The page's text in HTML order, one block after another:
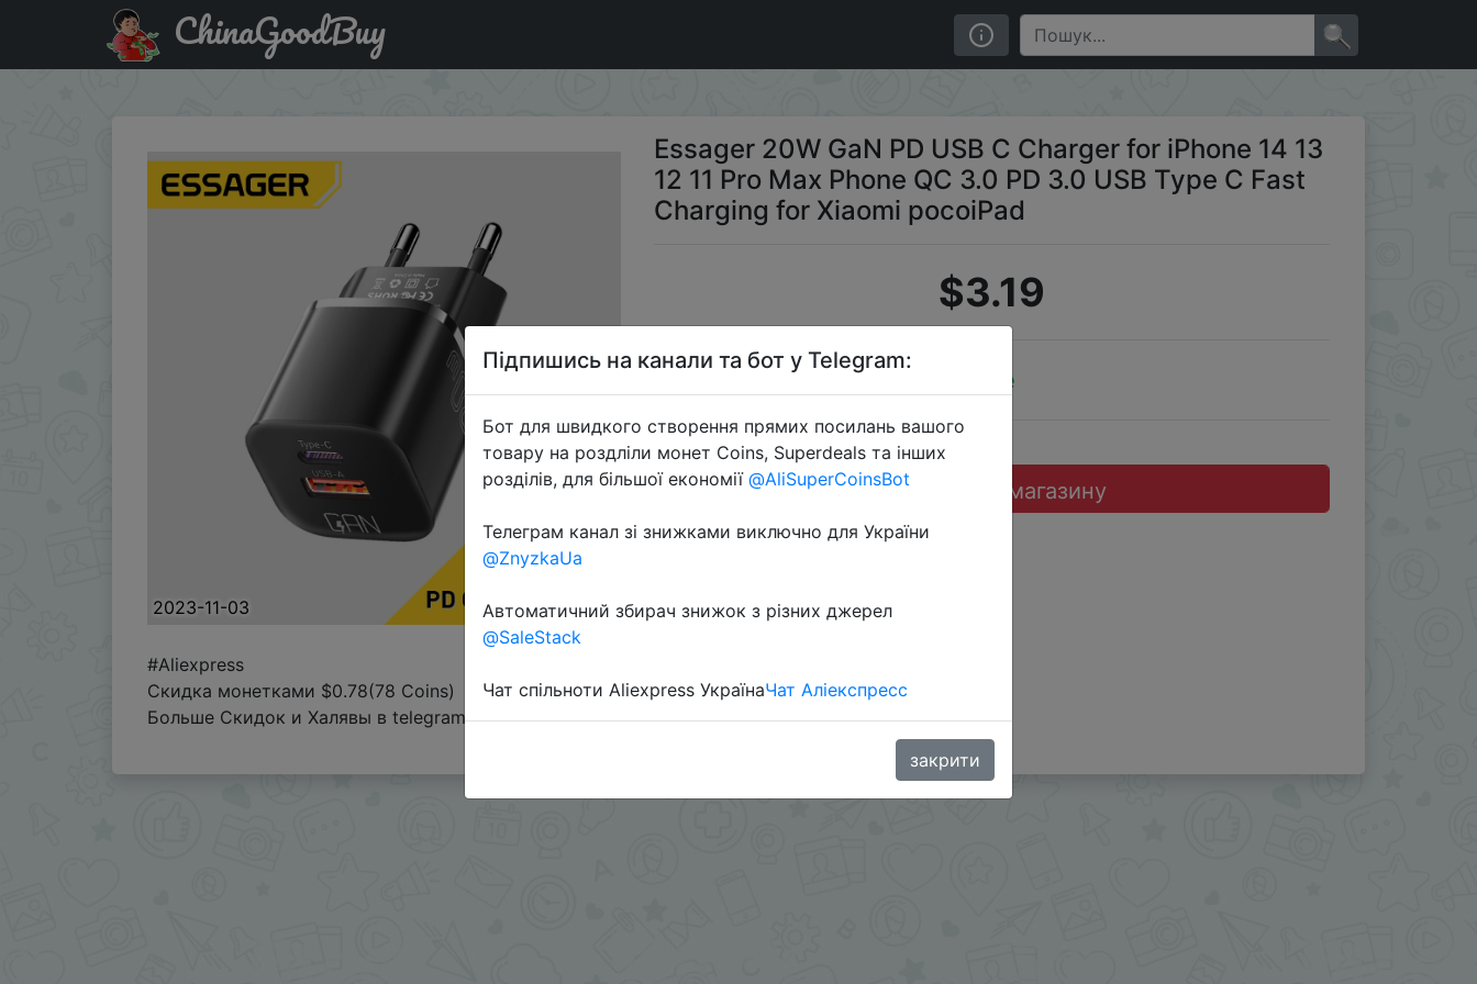
Купити на розпродажі Essager 20W GaN PD USB C Charger for iPhone 14 13 12 11 Pro Max Phone QC 3.0 PD 3.0 USB Type C Fast Charging for Xiaomi pocoiPad
ChinaGoodBuy
2023-11-03
Essager 20W GaN PD USB C Charger for iPhone 14 13
12 11 Pro Max Phone QC 3.0 PD 3.0 USB Type C Fast
Charging for Xiaomi pocoiPad
$3.19
Sale
Перейти до магазину
#Aliexpress
Скидка монетками $0.78(78 Coins)
Больше Скидок и Халявы в telegramt.me/%2B8jHVizJO6XY3M2Qy
Підпишись на канали та бот у Telegram:
Бот для швидкого створення прямих посилань вашого
товару на роздліли монет Coins, Superdeals та інших
розділів, для більшої економії @AliSuperCoinsBot
Телеграм канал зі знижками виключно для України
@ZnyzkaUa
Автоматичний збирач знижок з різних джерел
@SaleStack
Чат спільноти Aliexpress УкраїнаЧат Аліекспресс
закрити